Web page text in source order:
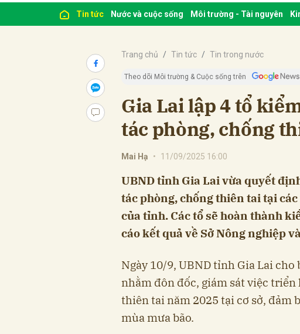
Tin tức Nước và cuộc sống Môi trường - Tài nguyên
Trang chủ Tin tức Tin trong nước
Theo dõi Môi trường & Cuộc sống trên
Gia Lai lập 4 tổ
tác phòng, chống
Mai Hạ • 11/09/2025 16:00
UBND tỉnh Gia Lai vừa quyết
tác phòng, chống thiên tai tại
của tỉnh. Các tổ sẽ hoàn thành
cáo kết quả về Sở Nông nghiệp
Ngày 10/9, UBND tỉnh Gia Lai
nhằm đôn đốc, giám sát việc
thiên tai năm 2025 tại cơ sở, đảm
mùa mưa bão.